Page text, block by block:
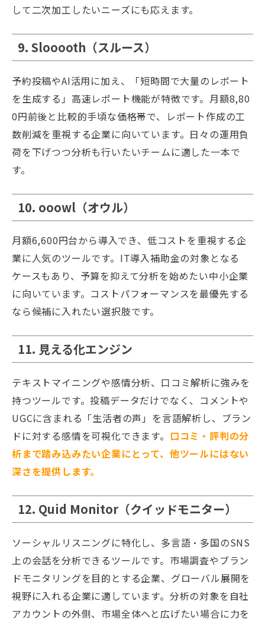
して二次加工したいニーズにも応えます。
9. Slooooth（スルース）
予約投稿やAI活用に加え、「短時間で大量のレポート
を生成する」高速レポート機能が特徴です。月額8,80
0円前後と比較的手頃な価格帯で、レポート作成の工
数削減を重視する企業に向いています。日々の運用負
荷を下げつつ分析も行いたいチームに適した一本で
す。
10. ooowl（オウル）
月額6,600円台から導入でき、低コストを重視する企
業に人気のツールです。IT導入補助金の対象となる
ケースもあり、予算を抑えて分析を始めたい中小企業
に向いています。コストパフォーマンスを最優先する
なら候補に入れたい選択肢です。
11. 見える化エンジン
テキストマイニングや感情分析、口コミ解析に強みを
持つツールです。投稿データだけでなく、コメントや
UGCに含まれる「生活者の声」を言語解析し、ブラン
ドに対する感情を可視化できます。 口コミ・評判の分
析まで踏み込みたい企業にとって、他ツールにはない
深さを提供します。
12. Quid Monitor（クイッドモニター）
ソーシャルリスニングに特化し、多言語・多国のSNS
上の会話を分析できるツールです。市場調査やブラン
ドモニタリングを目的とする企業、グローバル展開を
視野に入れる企業に適しています。分析の対象を自社
アカウントの外側、市場全体へと広げたい場合に力を